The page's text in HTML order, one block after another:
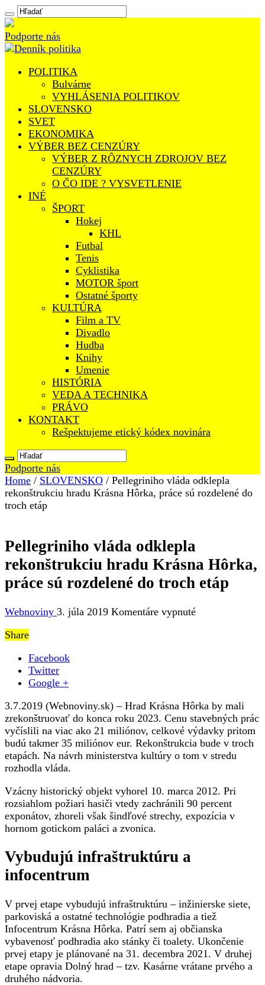
Podporte nás
POLITIKA
Bulvárne
VYHLÁSENIA POLITIKOV
SLOVENSKO
SVET
EKONOMIKA
VÝBER BEZ CENZÚRY
VÝBER Z RÔZNYCH ZDROJOV BEZ
CENZÚRY
O ČO IDE ? VYSVETLENIE
INÉ
ŠPORT
Hokej
KHL
Futbal
Tenis
Cyklistika
MOTOR šport
Ostatné športy
KULTÚRA
Film a TV
Divadlo
Hudba
Knihy
Umenie
HISTÓRIA
VEDA A TECHNIKA
PRÁVO
KONTAKT
Rešpektujeme etický kódex novinára
Podporte nás
Home / SLOVENSKO / Pellegriniho vláda odklepla
rekonštrukciu hradu Krásna Hôrka, práce sú rozdelené do
troch etáp
Pellegriniho vláda odklepla
rekonštrukciu hradu Krásna Hôrka,
práce sú rozdelené do troch etáp
Webnoviny 3. júla 2019 Komentáre vypnuténa
práce
sú
rozdelené
do
troch
Share
Facebook
Twitter
Google +
3.7.2019 (Webnoviny.sk) – Hrad Krásna Hôrka by mali
zrekonštruovať do konca roku 2023. Cenu stavebných prác
vyčíslili na viac ako 21 miliónov, celkové výdavky pritom
budú takmer 35 miliónov eur. Rekonštrukcia bude v troch
etapách. Na návrh ministerstva kultúry o tom v stredu
rozhodla vláda.
Vzácny historický objekt vyhorel 10. marca 2012. Pri
rozsiahlom požiari hasiči vtedy zachránili 90 percent
exponátov, zhoreli však šindľové strechy, expozícia v
hornom gotickom paláci a zvonica.
Vybudujú infraštruktúru a
infocentrum
V prvej etape vybudujú infraštruktúru – inžinierske siete,
parkoviská a ostatné technológie podhradia a tiež
Infocentrum Krásna Hôrka. Patrí sem aj občianska
vybavenosť podhradia ako stánky či toalety. Ukončenie
prvej etapy je plánované na 31. decembra 2021. V druhej
etape opravia Dolný hrad – tzv. Kasárne vrátane prvého a
druhého nádvoria.